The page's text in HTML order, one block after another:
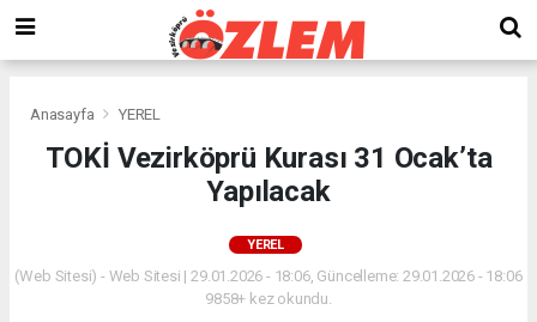
Anasayfa YEREL
TOKİ Vezirköprü Kurası 31 Ocak’ta
Yapılacak
YEREL
(Web Sitesi) - Web Sitesi | 29.01.2026 - 18:06, Güncelleme: 29.01.2026 - 18:06
9858+ kez okundu.